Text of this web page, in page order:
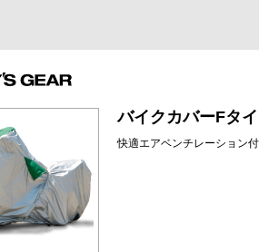
バイクカバーFタ
快適エアベンチレーション